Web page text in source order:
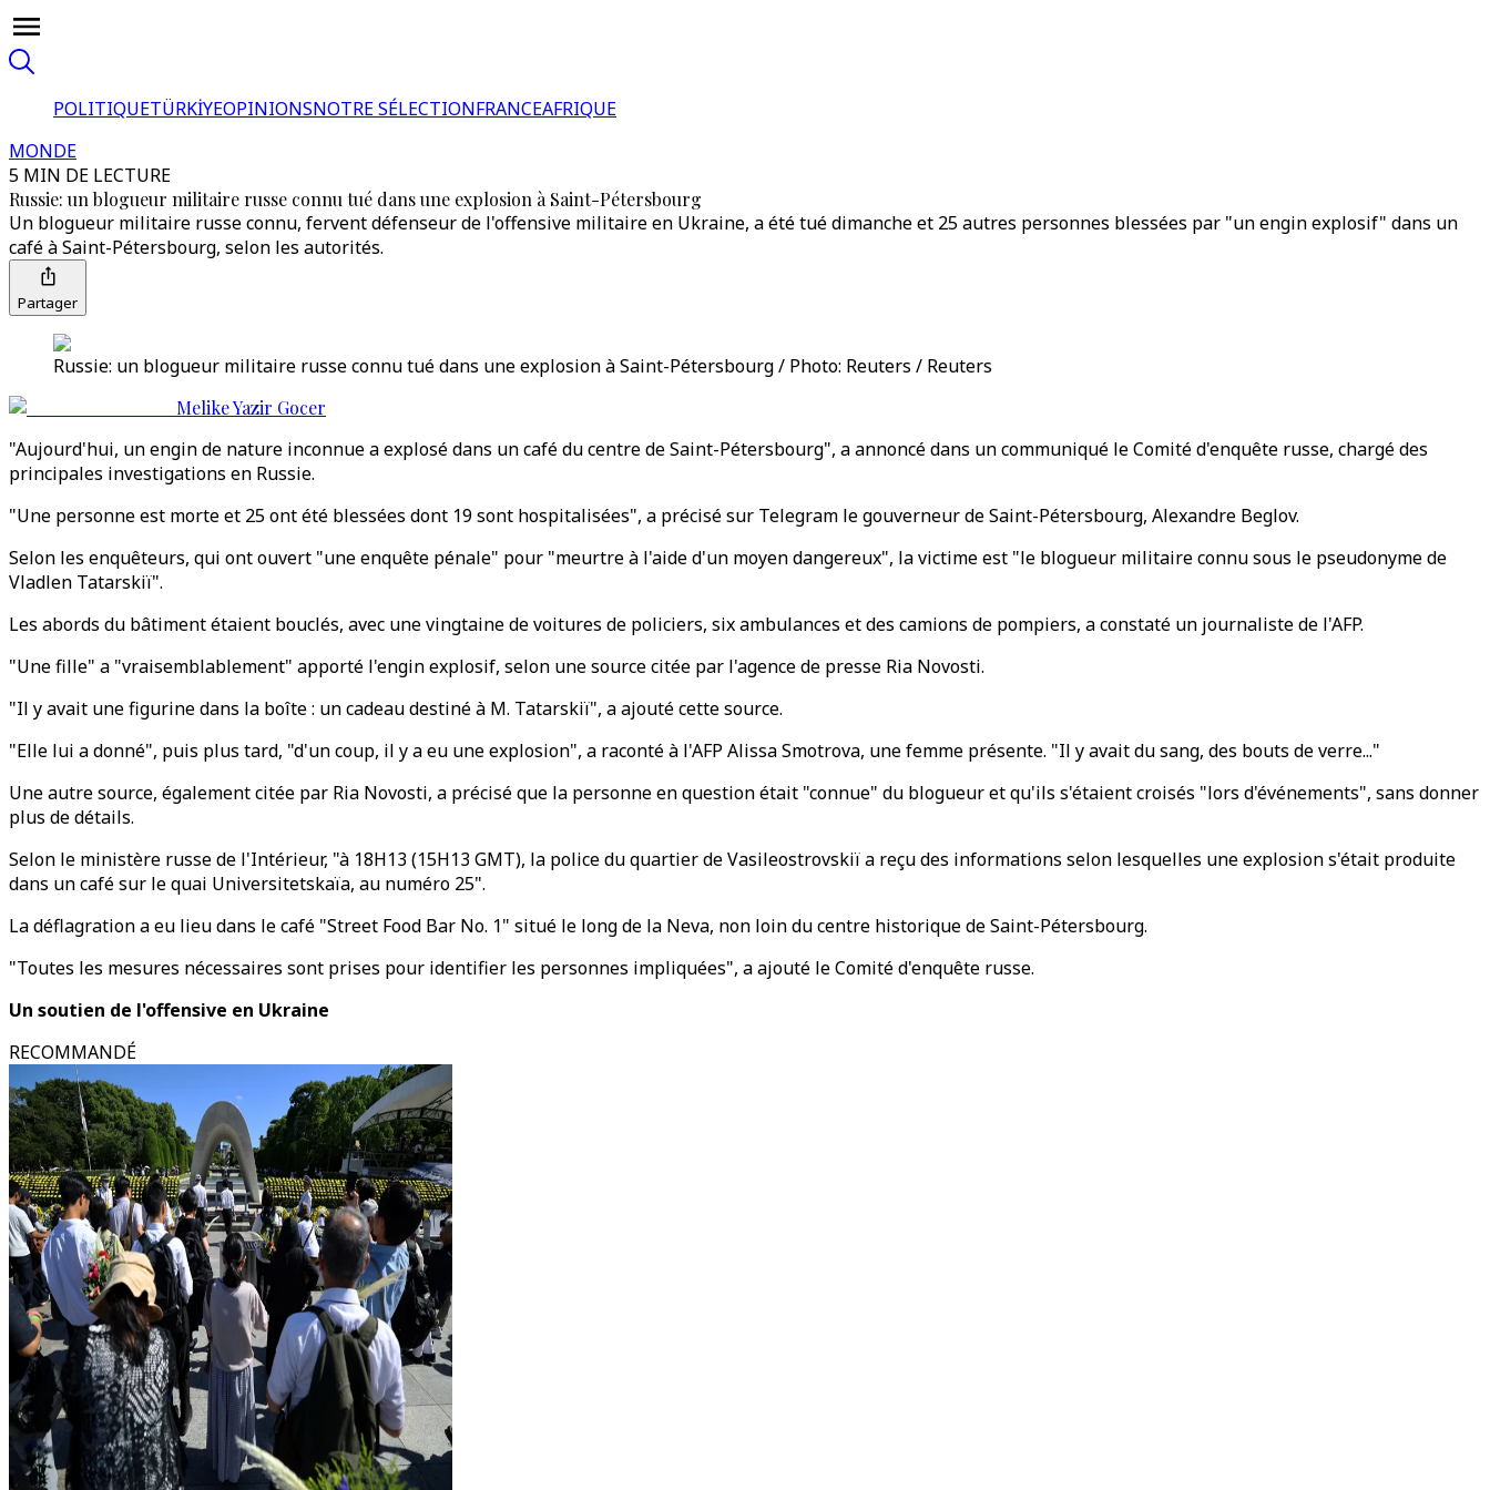
POLITIQUETÜRKİYEOPINIONSNOTRE SÉLECTIONFRANCEAFRIQUE
MONDE
5 MIN DE LECTURE
Russie: un blogueur militaire russe connu tué dans une explosion à Saint-Pétersbourg
Un blogueur militaire russe connu, fervent défenseur de l'offensive militaire en Ukraine, a été tué dimanche et 25 autres personnes blessées par "un engin explosif" dans un
café à Saint-Pétersbourg, selon les autorités.
Partager
Russie: un blogueur militaire russe connu tué dans une explosion à Saint-Pétersbourg / Photo: Reuters / Reuters
Melike Yazir Gocer
"Aujourd'hui, un engin de nature inconnue a explosé dans un café du centre de Saint-Pétersbourg", a annoncé dans un communiqué le Comité d'enquête russe, chargé des
principales investigations en Russie.
"Une personne est morte et 25 ont été blessées dont 19 sont hospitalisées", a précisé sur Telegram le gouverneur de Saint-Pétersbourg, Alexandre Beglov.
Selon les enquêteurs, qui ont ouvert "une enquête pénale" pour "meurtre à l'aide d'un moyen dangereux", la victime est "le blogueur militaire connu sous le pseudonyme de
Vladlen Tatarskiï".
Les abords du bâtiment étaient bouclés, avec une vingtaine de voitures de policiers, six ambulances et des camions de pompiers, a constaté un journaliste de l'AFP.
"Une fille" a "vraisemblablement" apporté l'engin explosif, selon une source citée par l'agence de presse Ria Novosti.
"Il y avait une figurine dans la boîte : un cadeau destiné à M. Tatarskiï", a ajouté cette source.
"Elle lui a donné", puis plus tard, "d'un coup, il y a eu une explosion", a raconté à l'AFP Alissa Smotrova, une femme présente. "Il y avait du sang, des bouts de verre..."
Une autre source, également citée par Ria Novosti, a précisé que la personne en question était "connue" du blogueur et qu'ils s'étaient croisés "lors d'événements", sans donner
plus de détails.
Selon le ministère russe de l'Intérieur, "à 18H13 (15H13 GMT), la police du quartier de Vasileostrovskiï a reçu des informations selon lesquelles une explosion s'était produite
dans un café sur le quai Universitetskaïa, au numéro 25".
La déflagration a eu lieu dans le café "Street Food Bar No. 1" situé le long de la Neva, non loin du centre historique de Saint-Pétersbourg.
"Toutes les mesures nécessaires sont prises pour identifier les personnes impliquées", a ajouté le Comité d'enquête russe.
Un soutien de l'offensive en Ukraine
RECOMMANDÉ